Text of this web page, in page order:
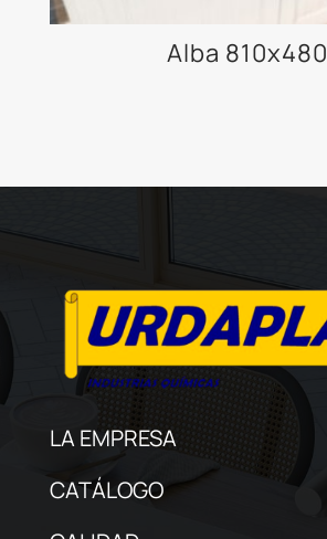
Alba 810x480
LA EMPRESA
CATÁLOGO